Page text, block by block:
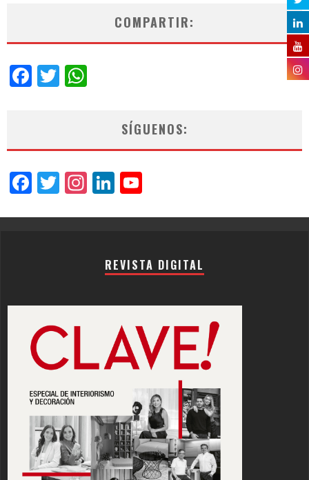
COMPARTIR:
Facebook
Twitter
SÍGUENOS:
Facebook
Twitter
Instagram
LinkedIn
REVISTA DIGITAL